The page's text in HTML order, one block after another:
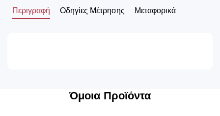
Περιγραφή Οδηγίες Μέτρησης Μεταφορικά
Όμοια Προϊόντα